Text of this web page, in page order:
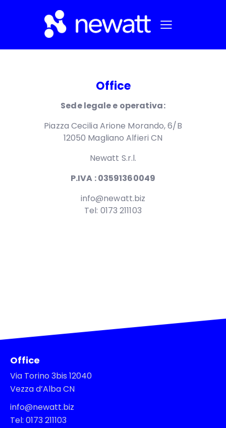
Office
Sede legale e operativa:
Piazza Cecilia Arione Morando, 6/B
12050 Magliano Alfieri CN
Newatt S.r.l.
P.IVA : 03591360049
info@newatt.biz
Tel: 0173 211103
Office
Via Torino 3bis 12040
Vezza d’Alba CN
info@newatt.biz
Tel: 0173 211103